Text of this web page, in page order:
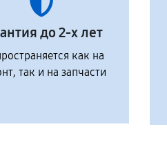
до 2-х лет
как на
так и на запчасти